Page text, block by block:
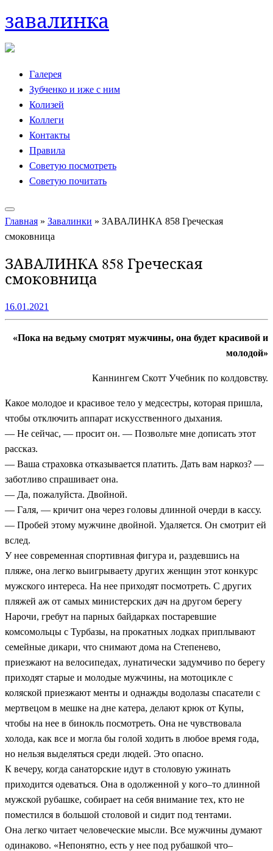
Skip
content
завалинка
Галерея
Зубченко и иже с ним
Колизей
Коллеги
Контакты
Правила
Советую посмотреть
Советую почитать
Главная » Завалинки » ЗАВАЛИНКА 858 Греческая
смоковница
ЗАВАЛИНКА 858 Греческая
смоковница
16.01.2021
«Пока на ведьму смотрят мужчины, она будет красивой и
молодой»
Каннингем Скотт Учебник по колдовству.
Какое молодое и красивое тело у медсестры, которая пришла,
чтобы отключить аппарат искусственного дыхания.
— Не сейчас, — просит он. — Позвольте мне дописать этот
рассказ.
— Ваша страховка отказывается платить. Дать вам наркоз? —
заботливо спрашивает она.
— Да, пожалуйста. Двойной.
— Галя, — кричит она через головы длинной очерди в кассу.
— Пробей этому мужчине двойной. Удаляется. Он смотрит ей
вслед.
У нее современная спортивная фигура и, раздевшись на
пляже, она легко выигрываету других женщин этот конкурс
мужского интереса. На нее приходят посмотреть. С других
пляжей аж от самых министерских дач на другом берегу
Нарочи, гребут на парных байдарках постаревшие
комсомольцы с Турбазы, на прокатных лодках приплывают
семейные дикари, что снимают дома на Степенево,
приезжают на велосипедах, лунатически задумчиво по берегу
приходят старые и молодые мужчины, на мотоцикле с
коляской приезжают менты и однажды водолазы спасатели с
мертвецом в мешке на дне катера, делают крюк от Купы,
чтобы на нее в бинокль посмотреть. Она не чувствовала
холода, как все и могла бы голой ходить в любое время года,
но нельзя выделяться среди людей. Это опасно.
К вечеру, когда санаторские идут в столовую ужинать
приходится одеваться. Она в одолженной у кого–то длинной
мужской рубашке, собирает на себя внимание тех, кто не
поместился в большой столовой и сидит под тентами.
Она легко читает человеческие мысли. Все мужчины думают
одинаково. «Непонятно, есть у нее под рубашкой что–